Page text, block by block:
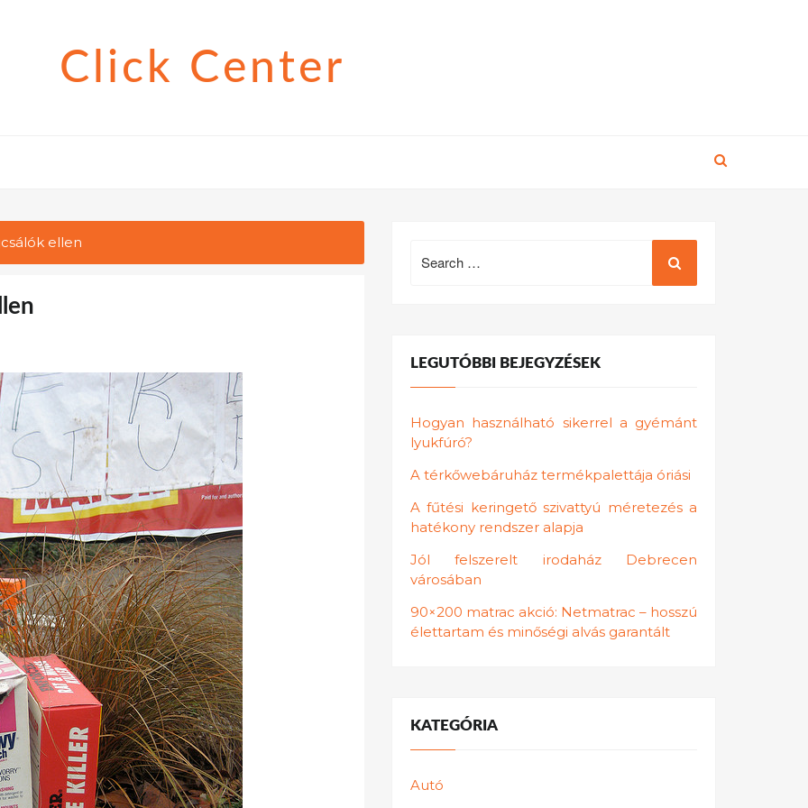
Click Center
ellen
for:
LEGUTÓBBI BEJEGYZÉSEK
Hogyan használható sikerrel a gyémánt
lyukfúró?
A térkőwebáruház termékpalettája óriási
A fűtési keringető szivattyú méretezés a
hatékony rendszer alapja
Jól felszerelt irodaház Debrecen
városában
90×200 matrac akció: Netmatrac – hosszú
élettartam és minőségi alvás garantált
KATEGÓRIA
Autó